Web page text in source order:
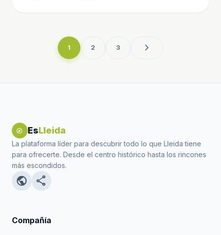
1 2 3 chevron_right
explore EsLleida
La plataforma líder para descubrir todo lo que Lleida tiene
para ofrecerte. Desde el centro histórico hasta los rincones
más escondidos.
public share
Compañía